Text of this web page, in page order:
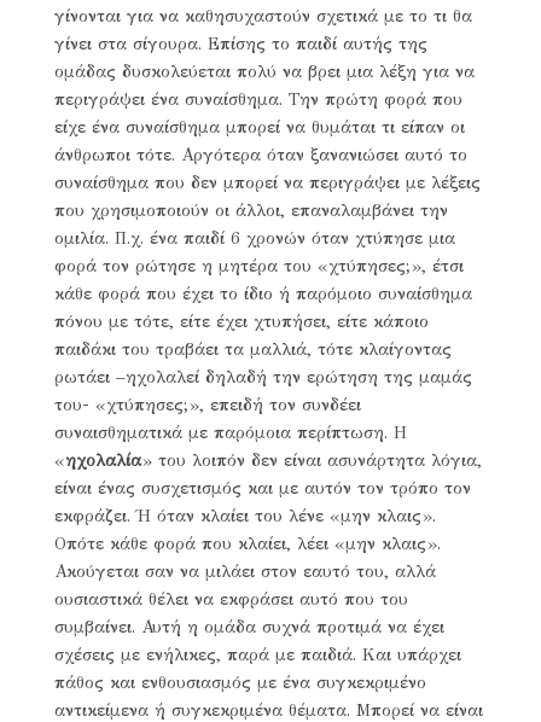
γίνονται για να καθησυχαστούν σχετικά με το τι θα
γίνει στα σίγουρα. Επίσης το παιδί αυτής της
ομάδας δυσκολεύεται πολύ να βρει μια λέξη για να
περιγράψει ένα συναίσθημα. Την πρώτη φορά που
είχε ένα συναίσθημα μπορεί να θυμάται τι είπαν οι
άνθρωποι τότε. Αργότερα όταν ξανανιώσει αυτό το
συναίσθημα που δεν μπορεί να περιγράψει με λέξεις
που χρησιμοποιούν οι άλλοι, επαναλαμβάνει την
ομιλία. Π.χ. ένα παιδί 6 χρονών όταν χτύπησε μια
φορά τον ρώτησε η μητέρα του «χτύπησες;», έτσι
κάθε φορά που έχει το ίδιο ή παρόμοιο συναίσθημα
πόνου με τότε, είτε έχει χτυπήσει, είτε κάποιο
παιδάκι του τραβάει τα μαλλιά, τότε κλαίγοντας
ρωτάει –ηχολαλεί δηλαδή την ερώτηση της μαμάς
του- «χτύπησες;», επειδή τον συνδέει
συναισθηματικά με παρόμοια περίπτωση. Η
«ηχολαλία» του λοιπόν δεν είναι ασυνάρτητα λόγια,
είναι ένας συσχετισμός και με αυτόν τον τρόπο τον
εκφράζει. Ή όταν κλαίει του λένε «μην κλαις».
Οπότε κάθε φορά που κλαίει, λέει «μην κλαις».
Ακούγεται σαν να μιλάει στον εαυτό του, αλλά
ουσιαστικά θέλει να εκφράσει αυτό που του
συμβαίνει. Αυτή η ομάδα συχνά προτιμά να έχει
σχέσεις με ενήλικες, παρά με παιδιά. Και υπάρχει
πάθος και ενθουσιασμός με ένα συγκεκριμένο
αντικείμενα ή συγκεκριμένα θέματα. Μπορεί να είναι